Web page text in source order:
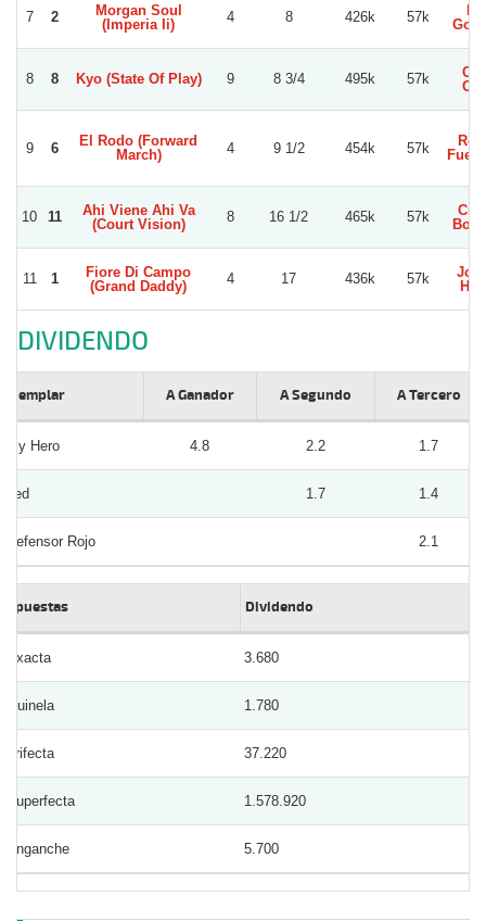
7 2
Morgan Soul
(Imperia Ii)
4 8 426k 57k
8 8 Kyo (State Of Play) 9 8 3/4 495k 57k
9 6
El Rodo (Forward
March)
4 9 1/2 454k 57k
10 11
Ahi Viene Ahi Va
(Court Vision)
8 16 1/2 465k 57k
11 1
Fiore Di Campo
(Grand Daddy)
4 17 436k 57k
DIVIDENDO
Ejemplar A Ganador A Segundo A Tercero
My Hero 4.8 2.2 1.7
Ted 1.7 1.4
Defensor Rojo 2.1
Apuestas Dividendo
Exacta 3.680
Quinela 1.780
Trifecta 37.220
Superfecta 1.578.920
Enganche 5.700